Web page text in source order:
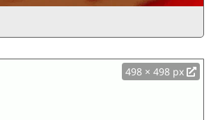
498 × 498 px